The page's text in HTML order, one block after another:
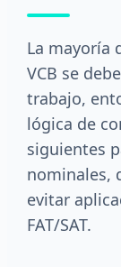
La mayoría
VCB se
trabajo,
lógica de
siguientes
nominales,
evitar
FAT/SAT.